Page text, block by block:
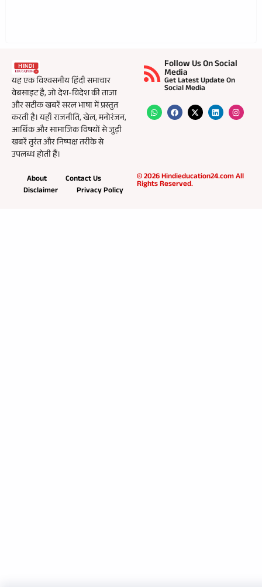
यह एक विश्वसनीय हिंदी समाचार
वेबसाइट है, जो देश-विदेश की ताजा
और सटीक खबरें सरल भाषा में प्रस्तुत
करती है। यहाँ राजनीति, खेल, मनोरंजन,
आर्थिक और सामाजिक विषयों से जुड़ी
खबरें तुरंत और निष्पक्ष तरीके से
उपलब्ध होती हैं।
Follow Us On Social
Media
Get Latest Update On
Social Media
About
Contact Us
Disclaimer
Privacy Policy
© 2026 Hindieducation24.com All
Rights Reserved.